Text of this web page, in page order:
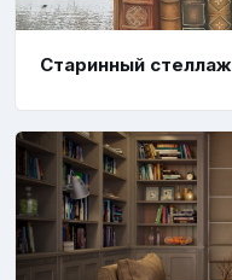
Старинный стеллаж